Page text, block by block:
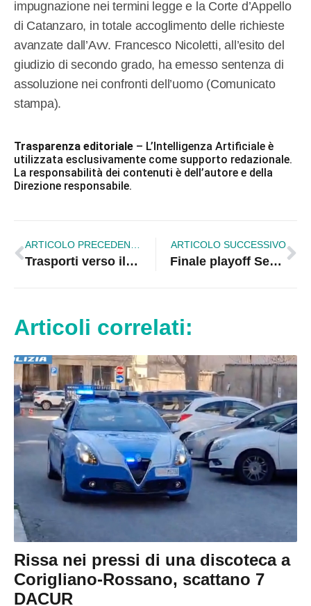
impugnazione nei termini legge e la Corte d’Appello
di Catanzaro, in totale accoglimento delle richieste
avanzate dall’Avv. Francesco Nicoletti, all’esito del
giudizio di secondo grado, ha emesso sentenza di
assoluzione nei confronti dell’uomo (Comunicato
stampa).
Trasparenza editoriale – L’Intelligenza Artificiale è
utilizzata esclusivamente come supporto redazionale.
La responsabilità dei contenuti è dell’autore e della
Direzione responsabile.
Trasporti verso il blocco, autotrasporto calabrese pronto alla protesta nazionale
ARTICOLO SUCCESSIVO
Finale playoff Serie C: Pallavolo Rossano cade a Reggio ma il sogno promozione è ancora vivo
Articoli correlati:
Rissa nei pressi di una discoteca a
Corigliano-Rossano, scattano 7
DACUR